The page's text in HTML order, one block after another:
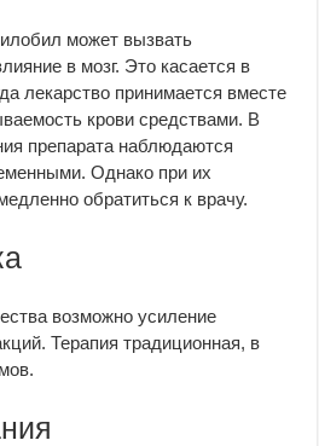
может вызвать
в мозг. Это касается в
лекарство принимается вместе
крови средствами. В
препарата наблюдаются
Однако при их
обратиться к врачу.
возможно усиление
Терапия традиционная, в